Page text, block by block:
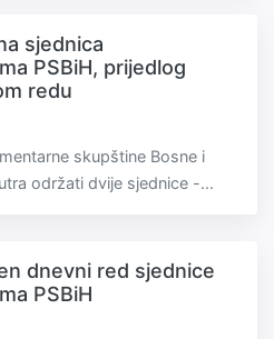
sjednica
PSBiH, prijedlog
redu
skupštine Bosne i
održati dvije sjednice -...
dnevni red sjednice
PSBiH